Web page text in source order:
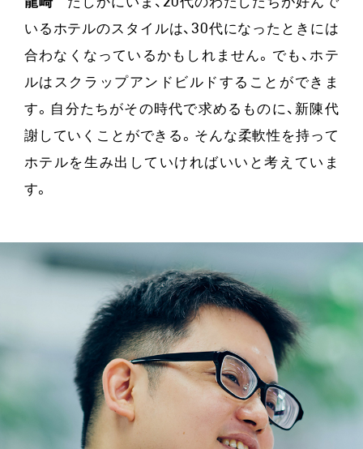
龍崎たしかにいま、20代のわたしたちが好んで
いるホテルのスタイルは、30代になったときには
合わなくなっているかもしれません。でも、ホテ
ルはスクラップアンドビルドすることができま
す。自分たちがその時代で求めるものに、新陳代
謝していくことができる。そんな柔軟性を持って
ホテルを生み出していければいいと考えていま
す。